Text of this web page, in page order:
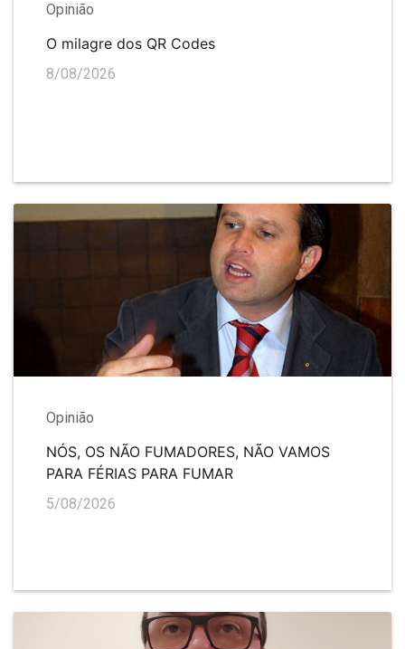
Opinião
O milagre dos QR Codes
8/08/2026
Opinião
NÓS, OS NÃO FUMADORES, NÃO VAMOS
PARA FÉRIAS PARA FUMAR
5/08/2026